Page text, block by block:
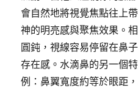
會自然地將視覺焦點往上
神的明亮感與聚焦效果。
圓鈍，視線容易停留在鼻
存在感。水滴鼻的另一個
例：鼻翼寬度約等於眼距